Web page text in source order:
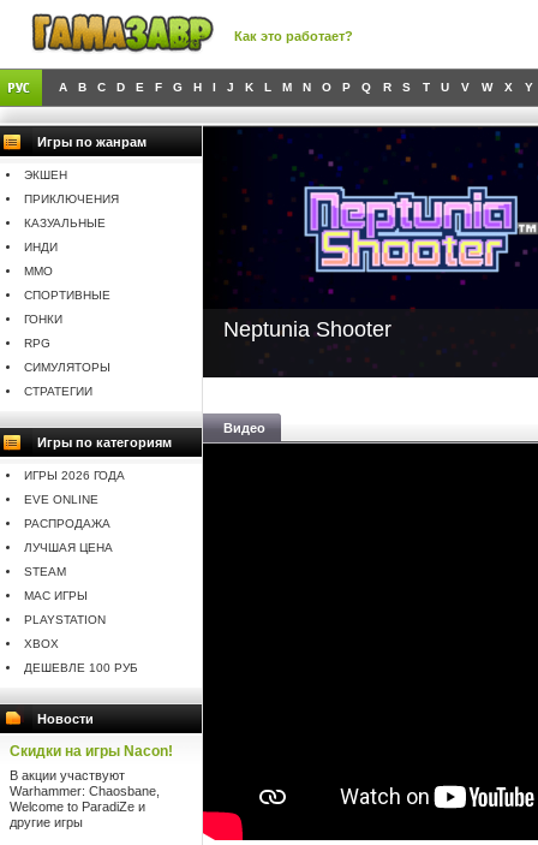
Как это работает?
A B C D E F G H I J K L M N O P Q R S T U V W X Y
Игры по жанрам
ЭКШЕН
ПРИКЛЮЧЕНИЯ
КАЗУАЛЬНЫЕ
ИНДИ
MMO
СПОРТИВНЫЕ
ГОНКИ
RPG
СИМУЛЯТОРЫ
СТРАТЕГИИ
Игры по категориям
ИГРЫ 2026 ГОДА
EVE ONLINE
РАСПРОДАЖА
ЛУЧШАЯ ЦЕНА
STEAM
MAC ИГРЫ
PLAYSTATION
XBOX
ДЕШЕВЛЕ 100 РУБ
Новости
Скидки на игры Nacon!
В акции участвуют
Warhammer: Chaosbane,
Welcome to ParadiZe и
другие игры
Neptunia Shooter
Видео